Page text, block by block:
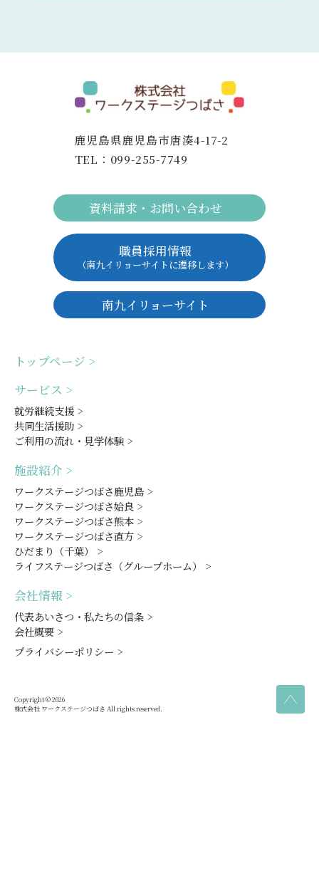
鹿児島県鹿児島市唐湊4-17-2
TEL： 099-255-7749
資料請求・お問い合わせ
職員採用情報
（南九イリョーサイトに遷移します）
南九イリョーサイト
トップページ >
サービス >
就労継続支援 >
共同生活援助 >
ご利用の流れ・見学体験 >
施設紹介 >
ワークステージつばさ鹿児島 >
ワークステージつばさ姶良 >
ワークステージつばさ熊本 >
ワークステージつばさ直方 >
ひだまり（千葉） >
ライフステージつばさ（グループホーム） >
会社情報 >
代表あいさつ・私たちの信条 >
会社概要 >
プライバシーポリシー >
Copyright © 2026
株式会社 ワークステージつばさ All rights reserved.